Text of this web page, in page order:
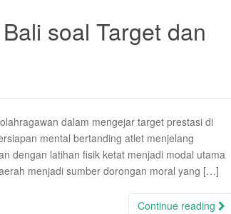
soal Target dan
dalam mengejar target prestasi di
mental bertanding atlet menjelang
dengan latihan fisik ketat menjadi modal utama
menjadi sumber dorongan moral yang […]
Continue reading